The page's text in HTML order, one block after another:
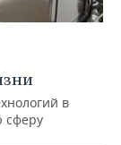
в
сферу